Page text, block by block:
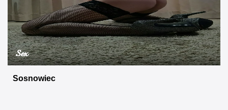
Sex
Sosnowiec